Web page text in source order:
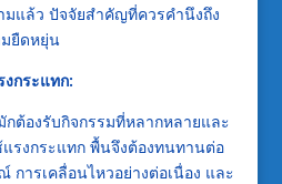
มแล้ว ปัจจัยสำคัญที่ควรคำนึงถึง
ยืดหยุ่น
กระแทก:
กต้องรับกิจกรรมที่หลากหลายและ
แรงกระแทก พื้นจึงต้องทนทานต่อ
การเคลื่อนไหวอย่างต่อเนื่อง และ